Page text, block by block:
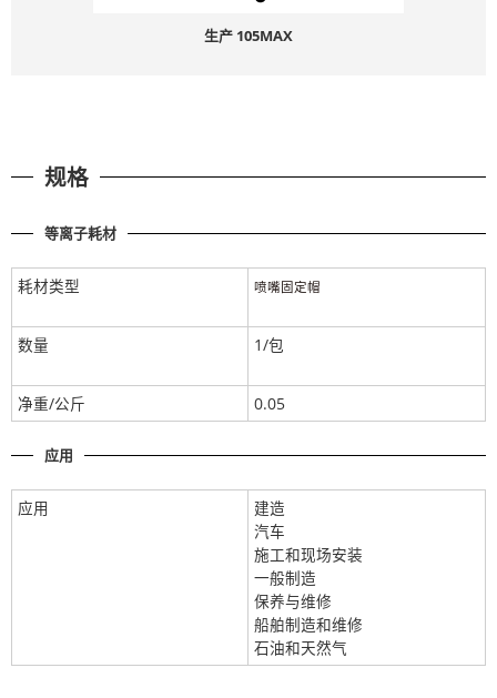
生产 105MAX
规格
等离子耗材
耗材类型 喷嘴固定帽
数量 1/包
净重/公斤 0.05
应用
应用
建造
汽车
施工和现场安装
一般制造
保养与维修
船舶制造和维修
石油和天然气